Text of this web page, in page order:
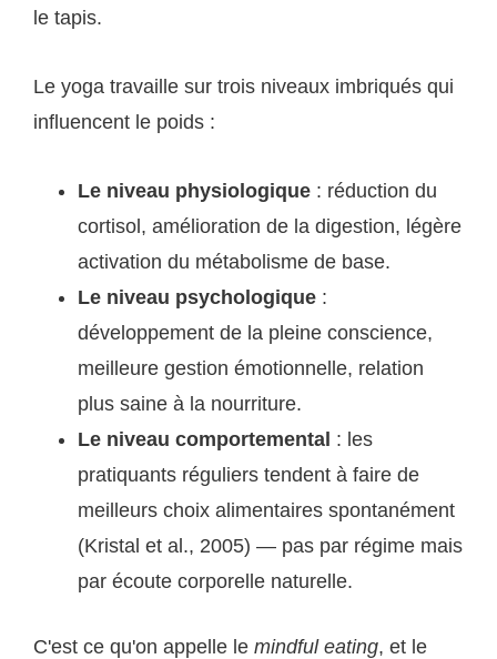
le tapis.
Le yoga travaille sur trois niveaux imbriqués qui
influencent le poids :
Le niveau physiologique : réduction du
cortisol, amélioration de la digestion, légère
activation du métabolisme de base.
Le niveau psychologique :
développement de la pleine conscience,
meilleure gestion émotionnelle, relation
plus saine à la nourriture.
Le niveau comportemental : les
pratiquants réguliers tendent à faire de
meilleurs choix alimentaires spontanément
(Kristal et al., 2005) — pas par régime mais
par écoute corporelle naturelle.
C'est ce qu'on appelle le mindful eating, et le